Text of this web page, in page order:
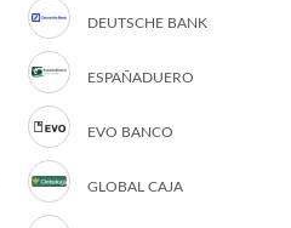
DEUTSCHE BANK
ESPAÑADUERO
EVO BANCO
GLOBAL CAJA